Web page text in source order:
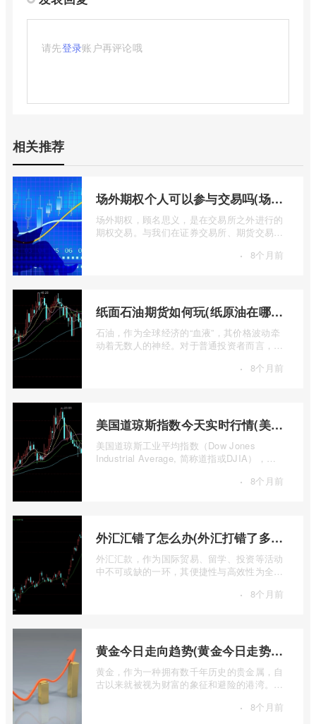
请先登录账户再评论哦
相关推荐
场外期权个人可以参与交易吗(场外个股期权怎样交易)
场外期权，顾名思义，是在交易所之外进行的
期权交易。与我们在证券交易所、期货交易所
· 8个月前
纸面石油期货如何玩(纸原油在哪里交易)
石油，作为全球经济的“血液”，其价格波动牵
动着无数人的神经。对于普通投资者而言，直
· 8个月前
美国道琼斯指数今天实时行情(美国道琼斯指数期货指数实时行情)
美国道琼斯工业平均指数（Dow Jones
Industrial Average, 简称道指或DJIA），无
· 8个月前
外汇汇错了怎么办(外汇打错了多久退回来)
外汇汇款，作为国际贸易、留学、投资等活动
中不可或缺的一环，其便捷性与高效性为全球
· 8个月前
黄金今日走向趋势(黄金今日走势分析建议)
黄金，作为一种拥有数千年历史的贵金属，自
古以来就被视为财富的象征和避险的港湾。在
· 8个月前